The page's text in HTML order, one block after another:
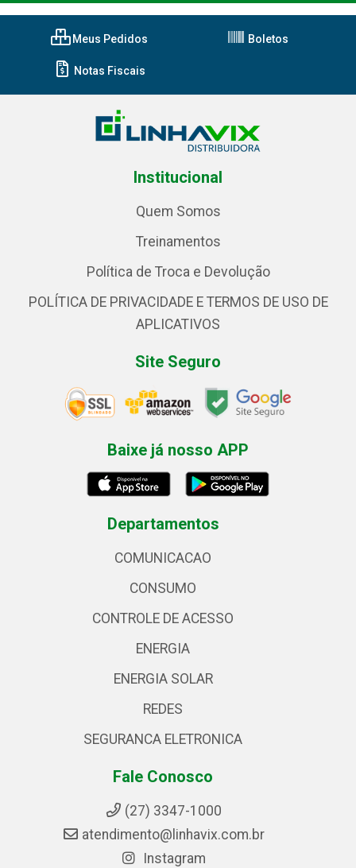
Meus Pedidos Boletos
Notas Fiscais
Institucional
Quem Somos
Treinamentos
Política de Troca e Devolução
POLÍTICA DE PRIVACIDADE E TERMOS DE USO DE
APLICATIVOS
Site Seguro
Baixe já nosso APP
Departamentos
COMUNICACAO
CONSUMO
CONTROLE DE ACESSO
ENERGIA
ENERGIA SOLAR
REDES
SEGURANCA ELETRONICA
Fale Conosco
(27) 3347-1000
atendimento@linhavix.com.br
Instagram